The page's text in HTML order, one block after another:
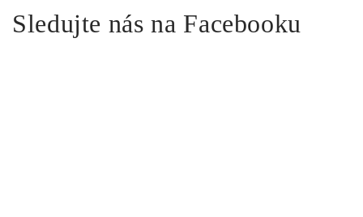
Sledujte nás na Facebooku